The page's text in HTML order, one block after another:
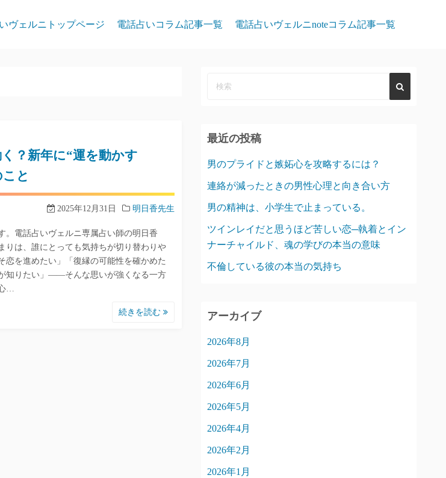
ヴェルニトップページ 電話占いコラム記事一覧 電話占いヴェルニnoteコラム記事一覧
？新年に“運を動かす
と
2025年12月31日 明日香先生
。電話占いヴェルニ専属占い師の明日香
りは、誰にとっても気持ちが切り替わりや
恋を進めたい」「復縁の可能性を確かめた
知りたい」――そんな思いが強くなる一方
…
続きを読む
最近の投稿
男のプライドと嫉妬心を攻略するには？
連絡が減ったときの男性心理と向き合い方
男の精神は、小学生で止まっている。
ツインレイだと思うほど苦しい恋─執着とイン
ナーチャイルド、魂の学びの本当の意味
不倫している彼の本当の気持ち
アーカイブ
2026年8月
2026年7月
2026年6月
2026年5月
2026年4月
2026年2月
2026年1月